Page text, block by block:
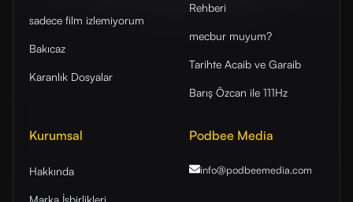
sadece film izlemiyorum
Bakıcaz
Karanlık Dosyalar
Rehberi
mecbur muyum?
Tarihte Acaib ve Garaib
Barış Özcan ile 111Hz
Kurumsal
Hakkında
Marka İşbirlikleri
Podbee Media
info@podbeemedia.com